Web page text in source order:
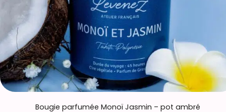
Bougie parfumée Monoï Jasmin – pot ambré